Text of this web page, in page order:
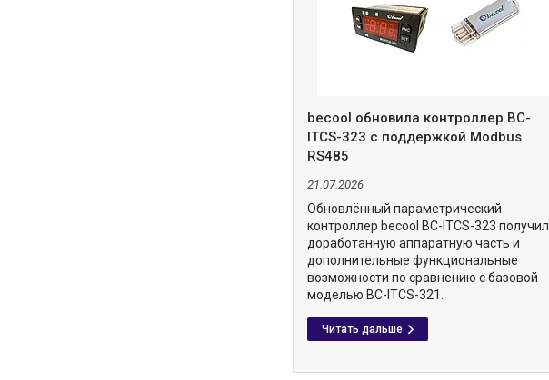
becool обновила контроллер BC-
ITCS-323 с поддержкой Modbus
RS485
21.07.2026
Обновлённый параметрический
контроллер becool BC-ITCS-323 получил
доработанную аппаратную часть и
дополнительные функциональные
возможности по сравнению с базовой
моделью BC-ITCS-321.